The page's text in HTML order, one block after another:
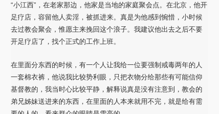
“小江西”，在老家那边，他家是当地的家庭聚会点。在北京，他开
足疗店，容留他人卖淫，被抓进来。真是为他感到惋惜，小时候
去过教会聚会，惟愿主来挽回这个浪子。我建议他出去之后不要
开足疗店了，找个正式的工作上班。
在里面分东西的时候，有一个人让我给一位要强制戒毒两年的人
一套棉衣裤，他说我比较势利眼，只把衣物分给那些有可能信仰
基督教的，我当时心比较平静，解释说真是没有注意到，教会的
弟兄姊妹送进来的东西，在里面的人本来就用不完，就是给有需